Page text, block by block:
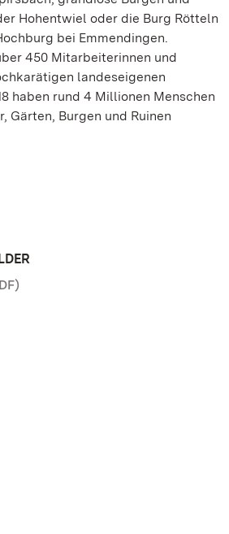
Hohentwiel oder die Burg Rötteln
bei Emmendingen.
450 Mitarbeiterinnen und
landeseigenen
haben rund 4 Millionen Menschen
Gärten, Burgen und Ruinen